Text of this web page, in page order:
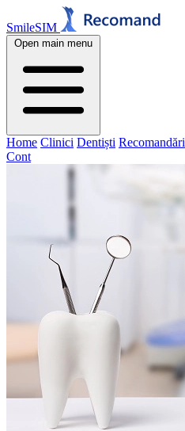
SmileSIM
Open main menu
Home Clinici Dentiști Recomandări
Cont